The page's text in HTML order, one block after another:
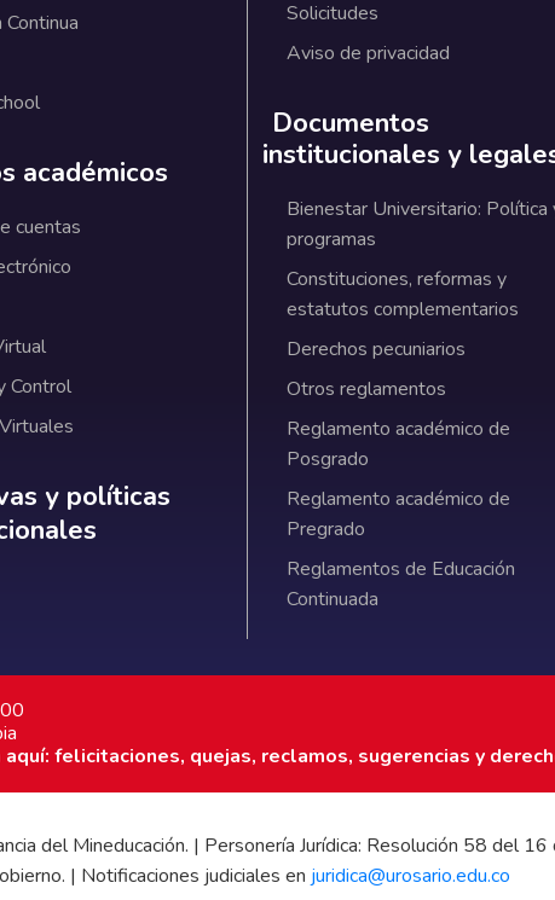
Continua
académicos
cuentas
Control
y políticas institucionales
y políticas
Solicitudes
Aviso de privacidad
Documentos
institucionales y
Bienestar Universitario: Política
programas
Constituciones, reformas y
estatutos complementarios
Derechos pecuniarios
Otros reglamentos
Reglamento académico de
Posgrado
Reglamento académico de
Pregrado
Reglamentos de Educación
Continuada
aquí: felicitaciones, quejas, reclamos, sugerencias y
del Mineducación. | Personería Jurídica: Resolución 58 del
| Notificaciones judiciales en juridica@urosario.edu.co